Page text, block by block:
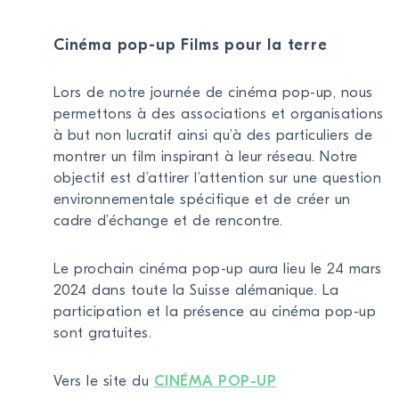
Cinéma pop-up Films pour la terre
Lors de notre journée de cinéma pop-up, nous
permettons à des associations et organisations
à but non lucratif ainsi qu’à des particuliers de
montrer un film inspirant à leur réseau. Notre
objectif est d’attirer l’attention sur une question
environnementale spécifique et de créer un
cadre d’échange et de rencontre.
Le prochain cinéma pop-up aura lieu le 24 mars
2024 dans toute la Suisse alémanique. La
participation et la présence au cinéma pop-up
sont gratuites.
Vers le site du CINÉMA POP-UP